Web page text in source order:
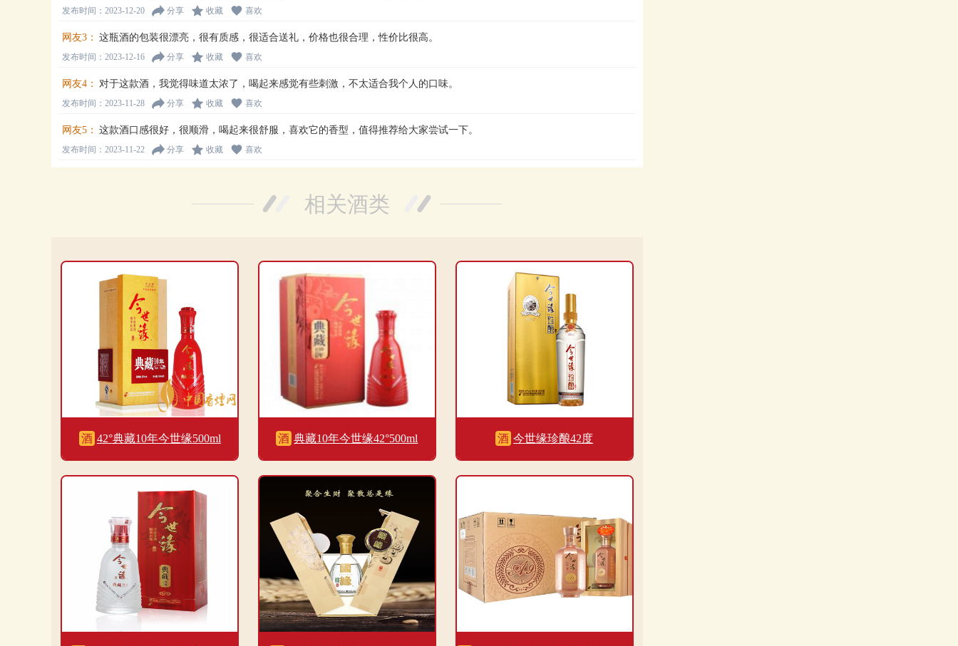
发布时间：2023-12-20 分享 收藏 喜欢
网友3： 这瓶酒的包装很漂亮，很有质感，很适合送礼，价格也很合理，性价比很高。
发布时间：2023-12-16 分享 收藏 喜欢
网友4： 对于这款酒，我觉得味道太浓了，喝起来感觉有些刺激，不太适合我个人的口味。
发布时间：2023-11-28 分享 收藏 喜欢
网友5： 这款酒口感很好，很顺滑，喝起来很舒服，喜欢它的香型，值得推荐给大家尝试一下。
发布时间：2023-11-22 分享 收藏 喜欢
相关酒类
酒 42°典藏10年今世缘500ml 酒 典藏10年今世缘42°500ml 酒 今世缘珍酿42度